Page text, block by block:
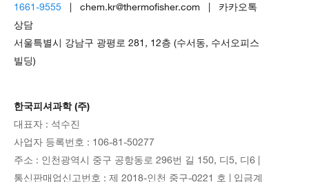
1661-9555 | chem.kr@thermofisher.com | 카카오톡
상담
서울특별시 강남구 광평로 281, 12층 (수서동, 수서오피스
빌딩)
한국피셔과학 (주)
대표자 : 석수진
사업자 등록번호 : 106-81-50277
주소 : 인천광역시 중구 공항동로 296번 길 150, 디5, 디6 |
통신판매업신고번호 : 제 2018-인천 중구-0221 호 | 입금계